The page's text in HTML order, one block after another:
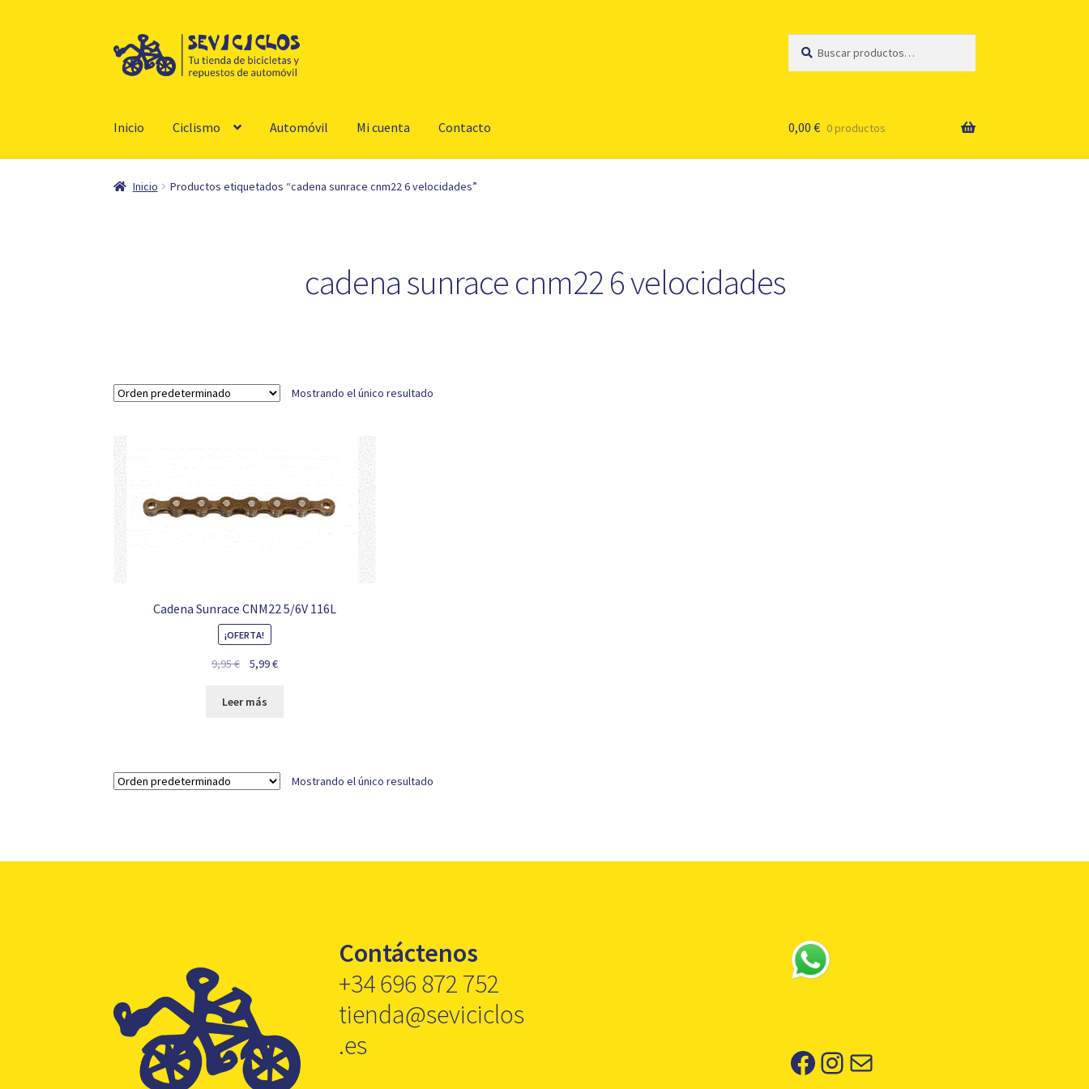
Ir
a
Ir
al
por:
Inicio Ciclismo Automóvil Mi cuenta Contacto 0,00 € 0 productos
Inicio Productos etiquetados “cadena sunrace cnm22 6 velocidades”
cadena sunrace cnm22 6 velocidades
Mostrando el único resultado
Cadena Sunrace CNM22 5/6V 116L
¡OFERTA!
9,95€
El
original
5,99€El
Leer más
Mostrando el único resultado
Contáctenos
+34 696 872 752
tienda@seviciclos
.es
Facebook
Instagram
Correo electrónico